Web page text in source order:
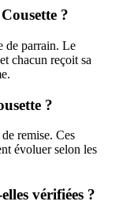
?
de parrain. Le
chacun reçoit sa
?
remise. Ces
évoluer selon les
vérifiées ?